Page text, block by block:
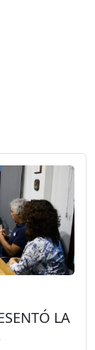
LA